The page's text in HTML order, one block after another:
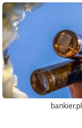
bankier.pl